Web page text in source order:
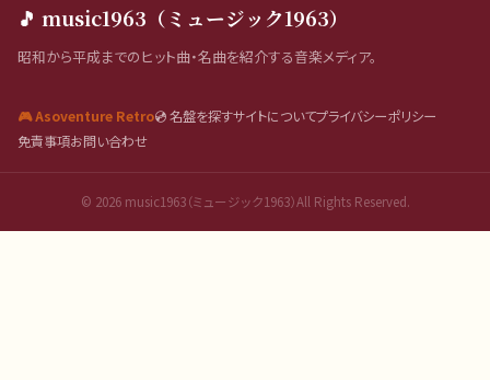
🎵 music1963（ミュージック1963）
昭和から平成までのヒット曲・名曲を紹介する音楽メディア。
🎮 Asoventure Retro💿 名盤を探すサイトについてプライバシーポリシー
免責事項お問い合わせ
© 2026music1963（ミュージック1963）All Rights Reserved.